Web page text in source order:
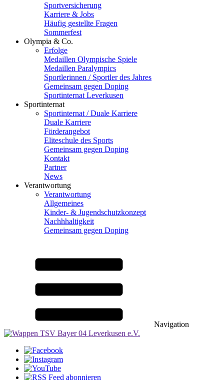
Sportversicherung
Karriere & Jobs
Häufig gestellte Fragen
Sommerfest
Olympia & Co.
Erfolge
Medaillen Olympische Spiele
Medaillen Paralympics
Sportlerinnen / Sportler des Jahres
Gemeinsam gegen Doping
Sportinternat Leverkusen
Sportinternat
Sportinternat / Duale Karriere
Duale Karriere
Förderangebot
Eliteschule des Sports
Gemeinsam gegen Doping
Kontakt
Partner
News
Verantwortung
Verantwortung
Allgemeines
Kinder- & Jugendschutzkonzept
Nachhhaltigkeit
Gemeinsam gegen Doping
Navigation